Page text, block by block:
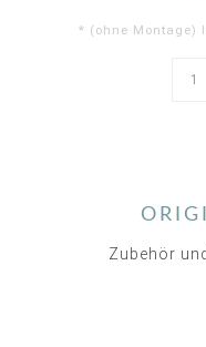
* (ohne Montage)
Zubehör